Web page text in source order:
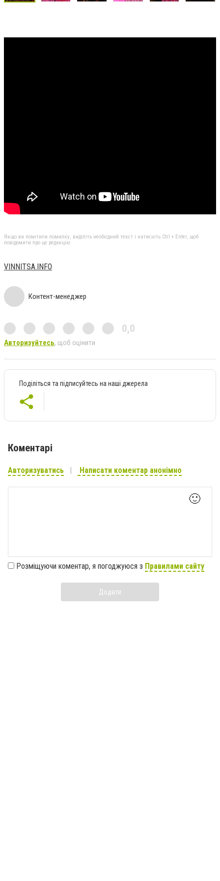
Якщо ви помітили помилку, виділіть необхідний текст і натисніть Ctrl + Enter, щоб
повідомити про це редакцію
VINNITSA.INFO
Контент-менеджер
0,0
Авторизуйтесь, щоб оцінити
Поділіться та підписуйтесь на наші джерела
Коментарі
Авторизуватись Написати коментар анонімно
🙂
Розміщуючи коментар, я погоджуюся з Правилами сайту
Додати